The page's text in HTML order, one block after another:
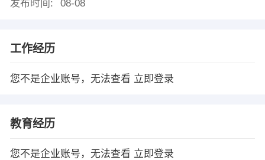
发布时间:
08-08
工作经历
您不是企业账号，无法查看 立即登录
教育经历
您不是企业账号，无法查看 立即登录